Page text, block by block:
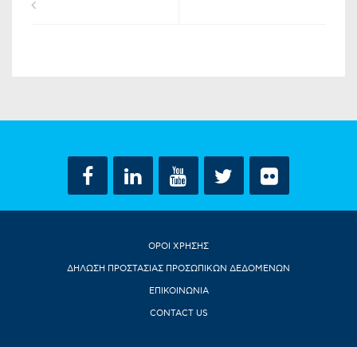
ΟΡΟΙ ΧΡΗΣΗΣ
ΔΗΛΩΣΗ ΠΡΟΣΤΑΣΙΑΣ ΠΡΟΣΩΠΙΚΩΝ ΔΕΔΟΜΕΝΩΝ
ΕΠΙΚΟΙΝΩΝΙΑ
CONTACT US